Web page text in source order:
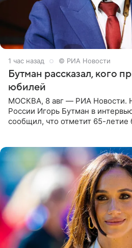
1 час назад © РИА Новости
Бутман рассказал, кого
юбилей
МОСКВА, 8 авг — РИА Новости.
России Игорь Бутман в
сообщил, что отметит 65-